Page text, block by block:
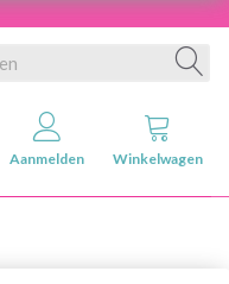
Aanmelden Winkelwagen